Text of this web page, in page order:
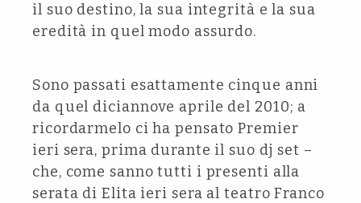
il suo destino, la sua integrità e la sua
eredità in quel modo assurdo.
Sono passati esattamente cinque anni
da quel diciannove aprile del 2010; a
ricordarmelo ci ha pensato Premier
ieri sera, prima durante il suo dj set –
che, come sanno tutti i presenti alla
serata di Elita ieri sera al teatro Franco